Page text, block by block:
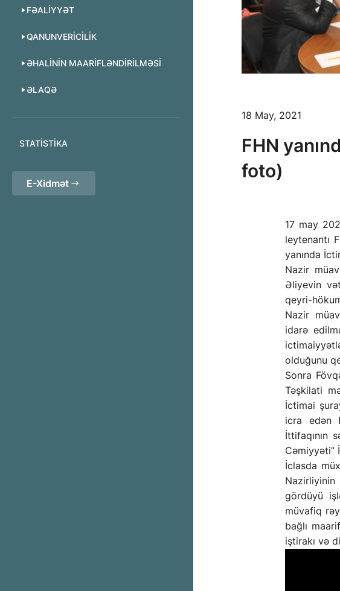
FƏALIYYƏT
QANUNVERICILIK
ƏHALININ MAARIFLƏNDIRILMƏSI
ƏLAQƏ
STATISTIKA
E-Xidmət
18 May, 2021
FHN
foto)
17 may
leytenantı
yanında
Nazir
Əliyevin
qeyri-
Nazir
idarə
olduğunu
Sonra
Təşkilati
İctimai
icra edən
İttifaqının
Cəmiyyəti”
İclasda
gördüyü
müvafiq
bağlı
iştirakı və